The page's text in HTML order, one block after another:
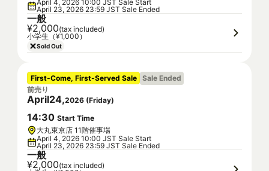
April 4, 2026 10:00 JST Sale Start
April 23, 2026 23:59 JST Sale Ended
一般
¥2,000(tax included)
小学生（¥1,000）
Sold Out
First-Come, First-Served Sale Sale Ended
前売り
April24,2026 (Friday)
14:30 Start Time
大丸東京店 11階催事場
April 4, 2026 10:00 JST Sale Start
April 23, 2026 23:59 JST Sale Ended
一般
¥2,000(tax included)